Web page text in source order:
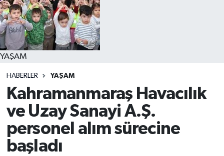
YAŞAM
HABERLER YAŞAM
Kahramanmaraş Havacılık
ve Uzay Sanayi A.Ş.
personel alım sürecine
başladı
YAŞAM